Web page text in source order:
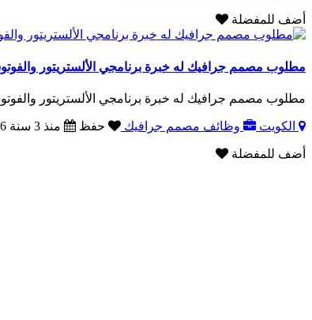
أضف للمفضلة
مطلوب مصمم جرافيك له خبرة برنامجي الألستريتور
مطلوب مصمم جرافيك له خبرة برنامجي الألستريتور
الكويت وظائف مصمم جرافيك حفظ منذ 3 سنة 6 شهر
أضف للمفضلة